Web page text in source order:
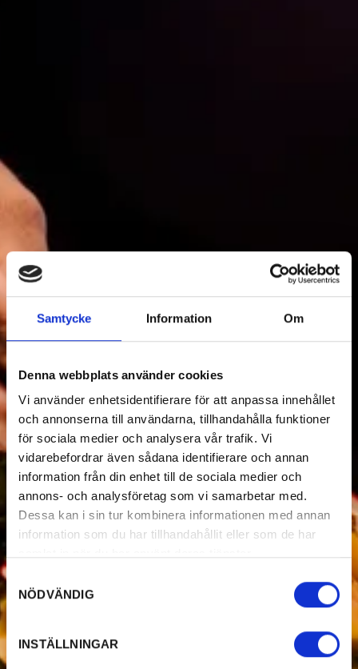
Samtycke Information Om
Denna webbplats använder cookies
Vi använder enhetsidentifierare för att anpassa innehållet
och annonserna till användarna, tillhandahålla funktioner
för sociala medier och analysera vår trafik. Vi
vidarebefordrar även sådana identifierare och annan
information från din enhet till de sociala medier och
annons- och analysföretag som vi samarbetar med.
Dessa kan i sin tur kombinera informationen med annan
information som du har tillhandahållit eller som de har
Samtyckesval
NÖDVÄNDIG
INSTÄLLNINGAR
Filter Food & Drinks